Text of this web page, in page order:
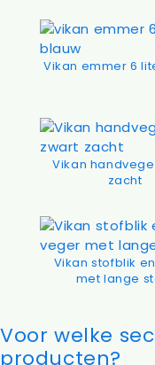
Vikan emmer 6
Vikan
zacht
Vikan stofblik
met lange
Voor welke
producten?